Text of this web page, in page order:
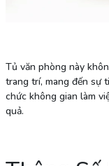
Tủ văn phòng này
trang trí, mang đến sự
chức không gian làm
quả.